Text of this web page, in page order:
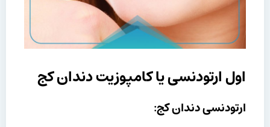
اول ارتودنسی یا کامپوزیت دندان کج
ارتودنسی دندان کج: